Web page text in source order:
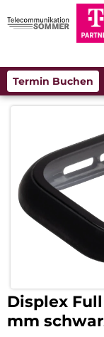
Termin Buchen
Displex
mm